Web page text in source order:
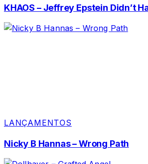
KHAOS – Jeffrey Epstein Didn’t
LANÇAMENTOS
Nicky B Hannas – Wrong Path